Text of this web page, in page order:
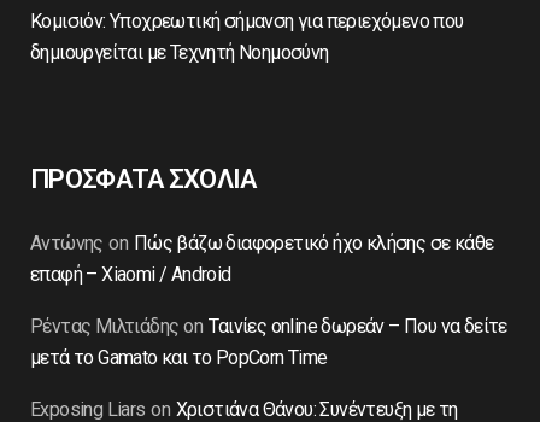
Κομισιόν: Υποχρεωτική σήμανση για περιεχόμενο που
δημιουργείται με Τεχνητή Νοημοσύνη
ΠΡΟΣΦΑΤΑ ΣΧΟΛΙΑ
Αντώνης on Πώς βάζω διαφορετικό ήχο κλήσης σε κάθε
επαφή – Xiaomi / Android
Ρέντας Μιλτιάδης onΤαινίες online δωρεάν – Που να δείτε
μετά το Gamato και το PopCorn Time
Exposing Liars on Χριστιάνα Θάνου: Συνέντευξη με τη